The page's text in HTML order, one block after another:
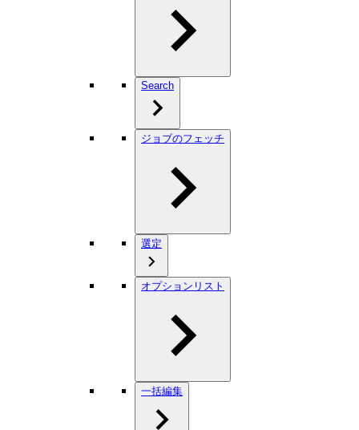
Search
ジョブのフェッチ
選定
オプションリスト
一括編集